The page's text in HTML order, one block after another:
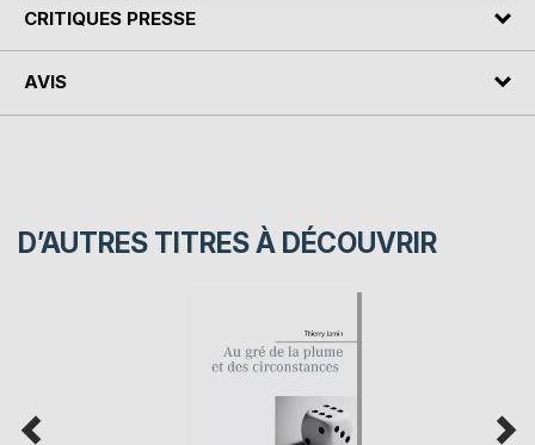
CRITIQUES PRESSE
AVIS
D’AUTRES TITRES À DÉCOUVRIR